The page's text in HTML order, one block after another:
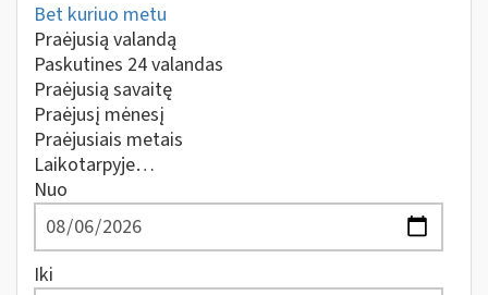
Bet kuriuo metu
Praėjusią valandą
Paskutines 24 valandas
Praėjusią savaitę
Praėjusį mėnesį
Praėjusiais metais
Laikotarpyje…
Nuo
Iki